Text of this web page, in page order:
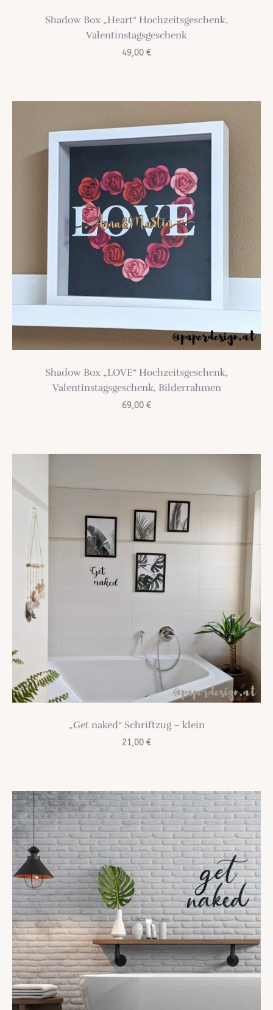
Shadow Box „Heart“ Hochzeitsgeschenk,
Valentinstagsgeschenk
49,00 €
Shadow Box „LOVE“ Hochzeitsgeschenk,
Valentinstagsgeschenk, Bilderrahmen
69,00 €
„Get naked“ Schriftzug – klein
21,00 €